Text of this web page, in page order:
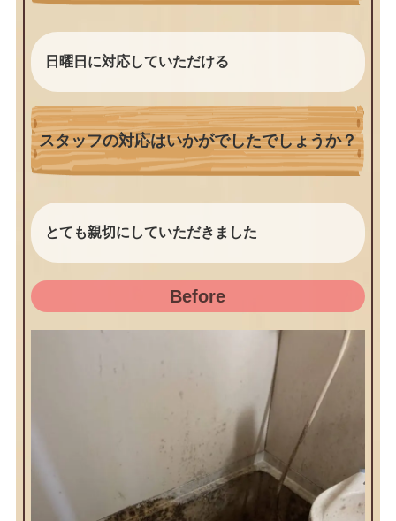
日曜日に対応していただける
スタッフの対応はいかがでしたでしょうか？
とても親切にしていただきました
Before